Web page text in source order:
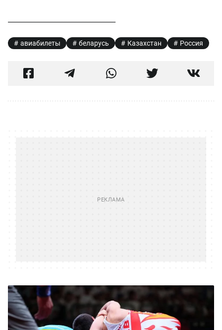
авиабилеты беларусь Казахстан Россия